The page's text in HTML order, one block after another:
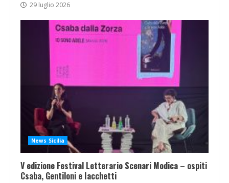
29 luglio 2026
News Sicilia
V edizione Festival Letterario Scenari Modica – ospiti
Csaba, Gentiloni e Iacchetti